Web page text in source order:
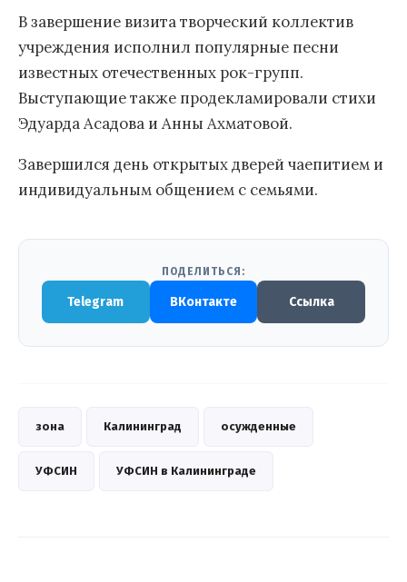
В завершение визита творческий коллектив
учреждения исполнил популярные песни
известных отечественных рок-групп.
Выступающие также продекламировали стихи
Эдуарда Асадова и Анны Ахматовой.
Завершился день открытых дверей чаепитием и
индивидуальным общением с семьями.
ПОДЕЛИТЬСЯ:
Telegram ВКонтакте Ссылка
зона Калининград осужденные
УФСИН УФСИН в Калининграде